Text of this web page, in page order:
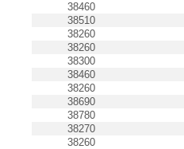
38460
38510
38260
38260
38300
38460
38260
38690
38780
38270
38260